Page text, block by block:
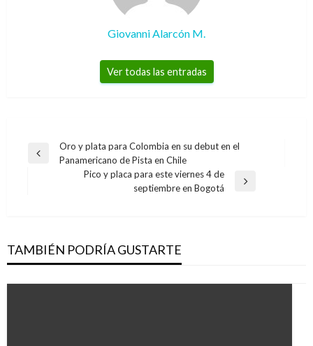
Giovanni Alarcón M.
Ver todas las entradas
Navegación
Entrada
Oro y plata para Colombia en su debut en el
Panamericano de Pista en Chile
Pico y placa para este viernes 4 de
septiembre en Bogotá
TAMBIÉN PODRÍA GUSTARTE